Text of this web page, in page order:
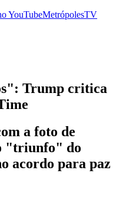
YouTubeMetrópolesTV
Trump critica
a foto de
"triunfo" do
acordo para paz